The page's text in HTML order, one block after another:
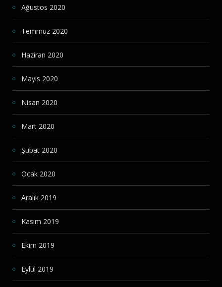
Ağustos 2020
Temmuz 2020
Haziran 2020
Mayıs 2020
Nisan 2020
Mart 2020
Şubat 2020
Ocak 2020
Aralık 2019
Kasım 2019
Ekim 2019
Eylül 2019